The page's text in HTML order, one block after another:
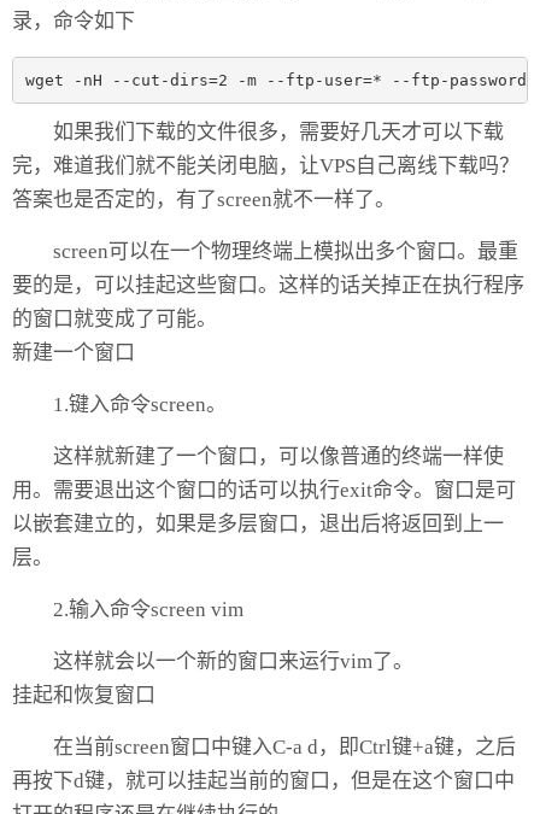
录，命令如下
wget -nH --cut-dirs=2 -m --ftp-user=* --ftp-
如果我们下载的文件很多，需要好几天才可以下载
完，难道我们就不能关闭电脑，让VPS自己离线下载吗？
答案也是否定的，有了screen就不一样了。
screen可以在一个物理终端上模拟出多个窗口。最重
要的是，可以挂起这些窗口。这样的话关掉正在执行程序
的窗口就变成了可能。
新建一个窗口
1.键入命令screen。
这样就新建了一个窗口，可以像普通的终端一样使
用。需要退出这个窗口的话可以执行exit命令。窗口是可
以嵌套建立的，如果是多层窗口，退出后将返回到上一
层。
2.输入命令screen vim
这样就会以一个新的窗口来运行vim了。
挂起和恢复窗口
在当前screen窗口中键入C-a d，即Ctrl键+a键，之后
再按下d键，就可以挂起当前的窗口，但是在这个窗口中